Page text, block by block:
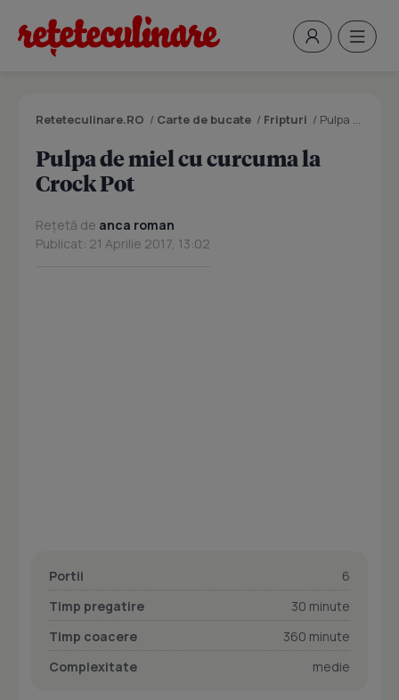
Reteteculinare.RO / Carte de bucate / Fripturi / Pulpa de miel cu curcuma la Crock Pot
Pulpa de miel cu curcuma la
Crock Pot
Rețetă de anca roman
Publicat: 21 Aprilie 2017, 13:02
Portii
6
Timp pregatire
30 minute
Timp coacere
360 minute
Complexitate
medie